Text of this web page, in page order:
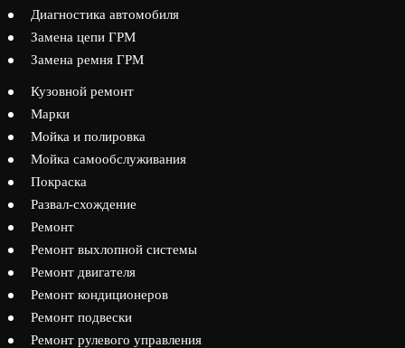
Диагностика автомобиля
Замена цепи ГРМ
Замена ремня ГРМ
Кузовной ремонт
Марки
Мойка и полировка
Мойка самообслуживания
Покраска
Развал-схождение
Ремонт
Ремонт выхлопной системы
Ремонт двигателя
Ремонт кондиционеров
Ремонт подвески
Ремонт рулевого управления